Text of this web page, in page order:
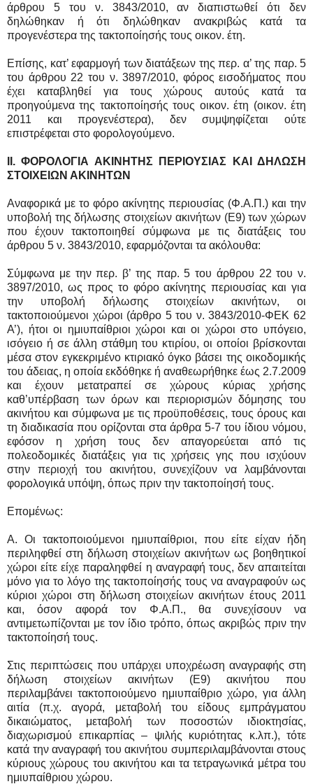
άρθρου 5 του ν. 3843/2010, αν διαπιστωθεί ότι δεν
δηλώθηκαν ή ότι δηλώθηκαν ανακριβώς κατά τα
προγενέστερα της τακτοποίησής τους οικον. έτη.
Επίσης, κατ’ εφαρμογή των διατάξεων της περ. α’ της παρ. 5
του άρθρου 22 του ν. 3897/2010, φόρος εισοδήματος που
έχει καταβληθεί για τους χώρους αυτούς κατά τα
προηγούμενα της τακτοποίησής τους οικον. έτη (οικον. έτη
2011 και προγενέστερα), δεν συμψηφίζεται ούτε
επιστρέφεται στο φορολογούμενο.
ΙI. ΦΟΡΟΛΟΓΙΑ ΑΚΙΝΗΤΗΣ ΠΕΡΙΟΥΣΙΑΣ ΚΑΙ ΔΗΛΩΣΗ
ΣΤΟΙΧΕΙΩΝ ΑΚΙΝΗΤΩΝ
Αναφορικά με το φόρο ακίνητης περιουσίας (Φ.Α.Π.) και την
υποβολή της δήλωσης στοιχείων ακινήτων (Ε9) των χώρων
που έχουν τακτοποιηθεί σύμφωνα με τις διατάξεις του
άρθρου 5 ν. 3843/2010, εφαρμόζονται τα ακόλουθα:
Σύμφωνα με την περ. β’ της παρ. 5 του άρθρου 22 του ν.
3897/2010, ως προς το φόρο ακίνητης περιουσίας και για
την υποβολή δήλωσης στοιχείων ακινήτων, oι
τακτοποιούμενοι χώροι (άρθρο 5 του ν. 3843/2010-ΦΕΚ 62
Α’), ήτοι οι ημιυπαίθριοι χώροι και οι χώροι στο υπόγειο,
ισόγειο ή σε άλλη στάθμη του κτιρίου, οι οποίοι βρίσκονται
μέσα στον εγκεκριμένο κτιριακό όγκο βάσει της οικοδομικής
του άδειας, η οποία εκδόθηκε ή αναθεωρήθηκε έως 2.7.2009
και έχουν μετατραπεί σε χώρους κύριας χρήσης
καθ’υπέρβαση των όρων και περιορισμών δόμησης του
ακινήτου και σύμφωνα με τις προϋποθέσεις, τους όρους και
τη διαδικασία που ορίζονται στα άρθρα 5-7 του ίδιου νόμου,
εφόσον η χρήση τους δεν απαγορεύεται από τις
πολεοδομικές διατάξεις για τις χρήσεις γης που ισχύουν
στην περιοχή του ακινήτου, συνεχίζουν να λαμβάνονται
φορολογικά υπόψη, όπως πριν την τακτοποίησή τους.
Επομένως:
Α. Οι τακτοποιούμενοι ημιυπαίθριοι, που είτε είχαν ήδη
περιληφθεί στη δήλωση στοιχείων ακινήτων ως βοηθητικοί
χώροι είτε είχε παραληφθεί η αναγραφή τους, δεν απαιτείται
μόνο για το λόγο της τακτοποίησής τους να αναγραφούν ως
κύριοι χώροι στη δήλωση στοιχείων ακινήτων έτους 2011
και, όσον αφορά τον Φ.Α.Π., θα συνεχίσουν να
αντιμετωπίζονται με τον ίδιο τρόπο, όπως ακριβώς πριν την
τακτοποίησή τους.
Στις περιπτώσεις που υπάρχει υποχρέωση αναγραφής στη
δήλωση στοιχείων ακινήτων (Ε9) ακινήτου που
περιλαμβάνει τακτοποιούμενο ημιυπαίθριο χώρο, για άλλη
αιτία (π.χ. αγορά, μεταβολή του είδους εμπράγματου
δικαιώματος, μεταβολή των ποσοστών ιδιοκτησίας,
διαχωρισμού επικαρπίας – ψιλής κυριότητας κ.λπ.), τότε
κατά την αναγραφή του ακινήτου συμπεριλαμβάνονται στους
κύριους χώρους του ακινήτου και τα τετραγωνικά μέτρα του
ημιυπαίθριου χώρου.